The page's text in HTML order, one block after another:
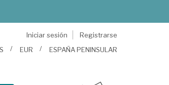
Iniciar sesión
Registrarse
EUR ESPAÑA PENINSULAR